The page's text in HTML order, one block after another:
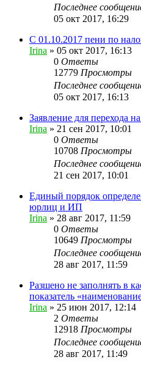
Последнее
05 окт 2017, 16:29
С 01.10.2017 пени по
Irina » 05 окт 2017, 16:13
0 Ответы
12779 Просмотры
Последнее
05 окт 2017, 16:13
Заявление для перехода
Irina » 21 сен 2017, 10:01
0 Ответы
10708 Просмотры
Последнее
21 сен 2017, 10:01
Единый порядок
юрлиц и ИП
Irina » 28 авг 2017, 11:59
0 Ответы
10649 Просмотры
Последнее
28 авг 2017, 11:59
Разшено не заполнять в
показатель
Irina » 25 июн 2017, 12:14
2 Ответы
12918 Просмотры
Последнее
28 авг 2017, 11:49